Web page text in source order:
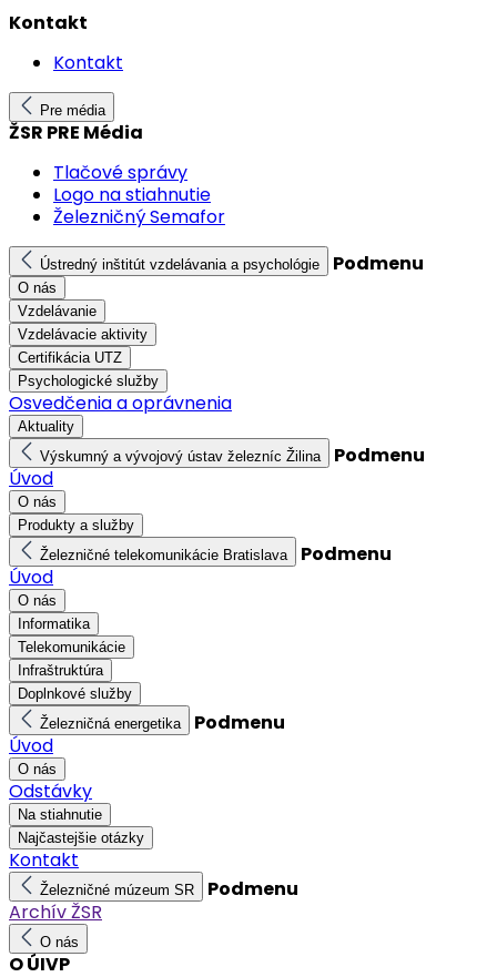
Kontakt
Kontakt
Pre média
ŽSR PRE Média
Tlačové správy
Logo na stiahnutie
Železničný Semafor
Ústredný inštitút vzdelávania a psychológie Podmenu
O nás
Vzdelávanie
Vzdelávacie aktivity
Certifikácia UTZ
Psychologické služby
Osvedčenia a oprávnenia
Aktuality
Výskumný a vývojový ústav železníc Žilina
Podmenu
Úvod
O nás
Produkty a služby
Železničné telekomunikácie Bratislava
Podmenu
Úvod
O nás
Informatika
Telekomunikácie
Infraštruktúra
Doplnkové služby
Železničná energetika
Podmenu
Úvod
O nás
Odstávky
Na stiahnutie
Najčastejšie otázky
Kontakt
Železničné múzeum SR
Podmenu
Archív ŽSR
O nás
O ÚIVP